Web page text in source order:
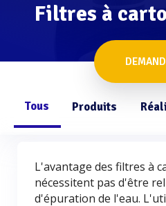
Filtres à
Tous Produits
L'avantage des filtres à
nécessitent pas d'être
d'épuration de l'eau.